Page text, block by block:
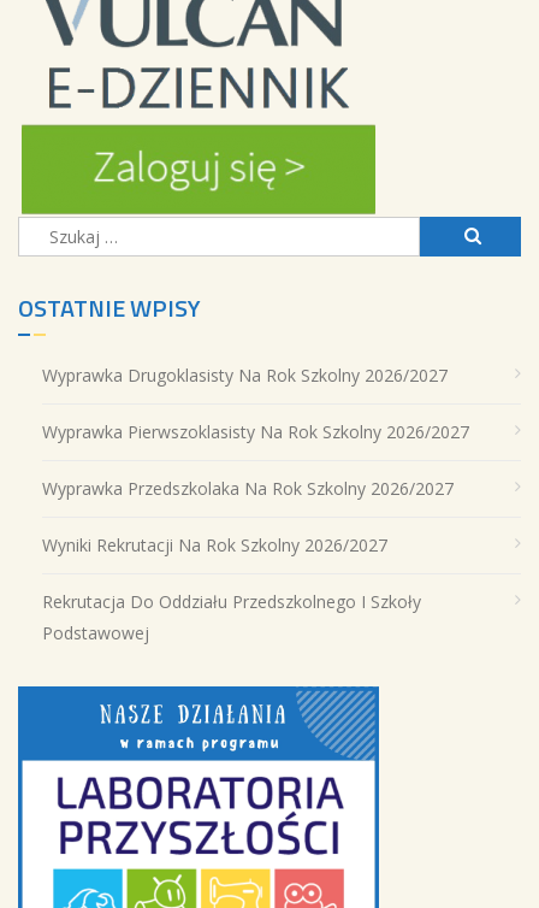
Szukaj:
OSTATNIE WPISY
Wyprawka Drugoklasisty Na Rok Szkolny 2026/2027
Wyprawka Pierwszoklasisty Na Rok Szkolny 2026/2027
Wyprawka Przedszkolaka Na Rok Szkolny 2026/2027
Wyniki Rekrutacji Na Rok Szkolny 2026/2027
Rekrutacja Do Oddziału Przedszkolnego I Szkoły
Podstawowej